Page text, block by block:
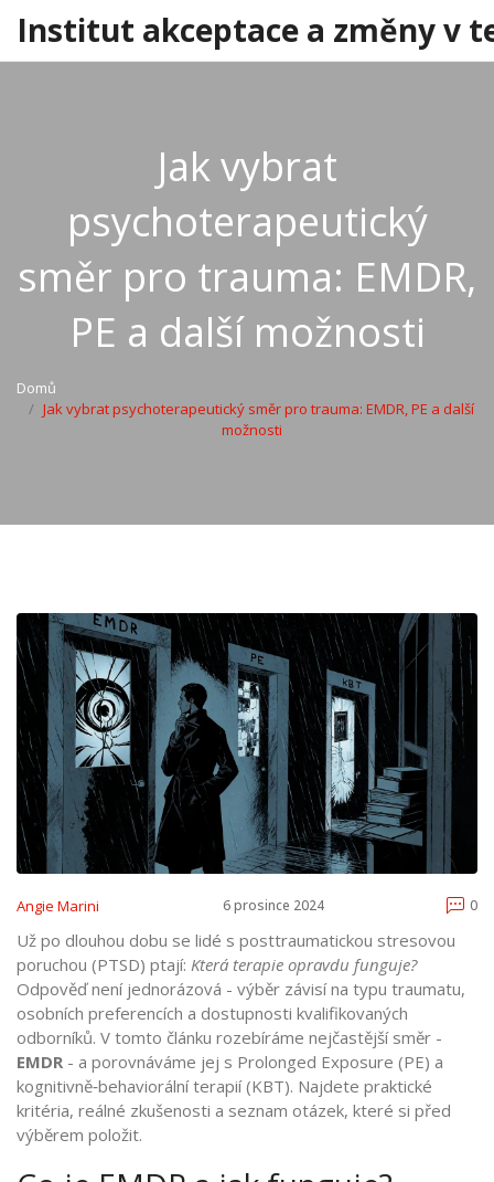
Institut akceptace a změny v
Jak vybrat
psychoterapeutický
směr pro trauma: EMDR,
PE a další možnosti
Domů
Jak vybrat psychoterapeutický směr pro trauma: EMDR, PE a další
možnosti
Angie Marini 6 prosince 2024 0
Už po dlouhou dobu se lidé s posttraumatickou stresovou
poruchou (PTSD) ptají: Která terapie opravdu funguje?
Odpověď není jednorázová - výběr závisí na typu traumatu,
osobních preferencích a dostupnosti kvalifikovaných
odborníků. V tomto článku rozebíráme nejčastější směr -
EMDR - a porovnáváme jej s Prolonged Exposure (PE) a
kognitivně‑behaviorální terapií (KBT). Najdete praktické
kritéria, reálné zkušenosti a seznam otázek, které si před
výběrem položit.